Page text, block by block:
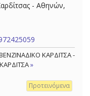
- Αθηνών,
ΚΑΡΔΙΤΣΑ -
»
Προτεινόμενα